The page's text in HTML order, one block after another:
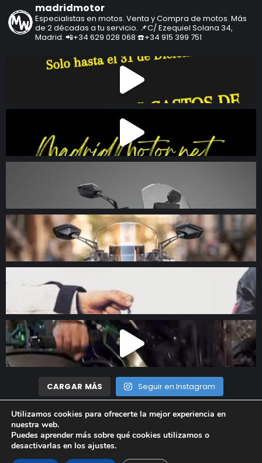
madridmotor
Especialistas en motos. Venta y Compra de motos. Más
de 2 décadas a tu servicio. 📌C/ Ezequiel Solana 34,
Madrid. 📲+34 629 028 068 ☎️+34 915 399 751
CARGAR MÁS Seguir en Instagram
Madrid Motor © 2023 Todos los derechos reservados |
Legal|Política de privacidad|
Utilizamos cookies para ofrecerte la mejor experiencia en
nuestra web.
Puedes aprender más sobre qué cookies utilizamos o
desactivarlas en los ajustes.